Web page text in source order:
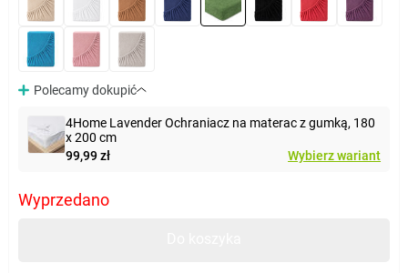
Polecamy dokupić
4Home Lavender Ochraniacz na materac z gumką, 180
x 200 cm
99,99 zł
Wybierz wariant
Wyprzedano